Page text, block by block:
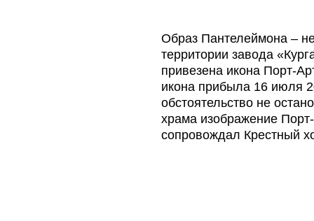
Образ Пантелеймона –
территории завода
привезена икона Порт-
икона прибыла 16 июля
обстоятельство не
храма изображение
сопровождал Крестный